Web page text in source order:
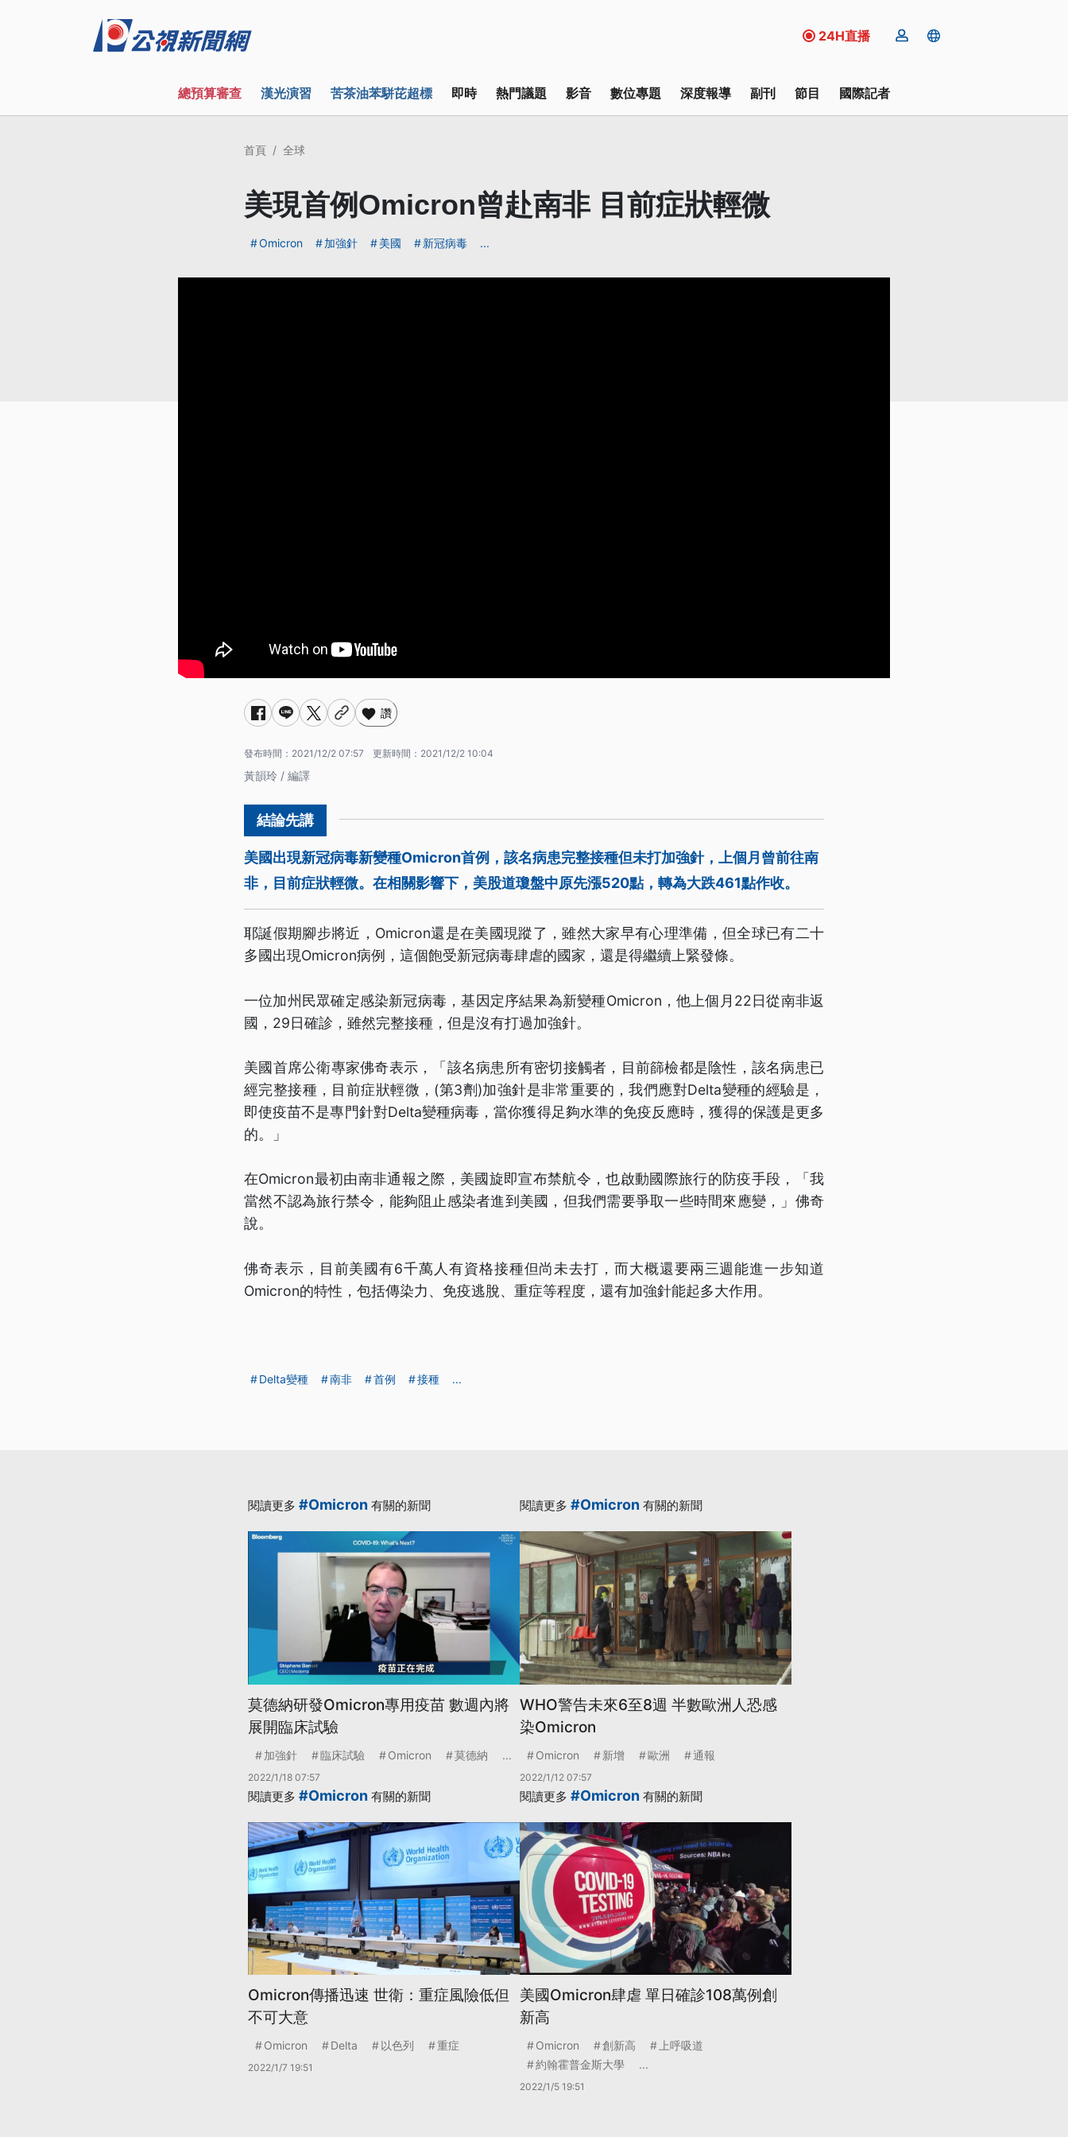
24H直播
總預算審查 漢光演習 苦茶油苯駢芘超標 即時 熱門議題 影音 數位專題 深度報導 副刊 節目 國際記者
首頁 全球
美現首例Omicron曾赴南非 目前症狀輕微
Omicron 加強針 美國 新冠病毒 ...
讚
發布時間： 2021/12/2 07:57 更新時間： 2021/12/2 10:04
黃韻玲 / 編譯
美國出現新冠病毒新變種Omicron首例，該名病患完整接種但未打加強針，上個月曾前往南
非，目前症狀輕微。在相關影響下，美股道瓊盤中原先漲520點，轉為大跌461點作收。
耶誕假期腳步將近，Omicron還是在美國現蹤了，雖然大家早有心理準備，但全球已有二十
多國出現Omicron病例，這個飽受新冠病毒肆虐的國家，還是得繼續上緊發條。
一位加州民眾確定感染新冠病毒，基因定序結果為新變種Omicron，他上個月22日從南非返
國，29日確診，雖然完整接種，但是沒有打過加強針。
美國首席公衛專家佛奇表示，「該名病患所有密切接觸者，目前篩檢都是陰性，該名病患已
經完整接種，目前症狀輕微，(第3劑)加強針是非常重要的，我們應對Delta變種的經驗是，
即使疫苗不是專門針對Delta變種病毒，當你獲得足夠水準的免疫反應時，獲得的保護是更多
的。」
在Omicron最初由南非通報之際，美國旋即宣布禁航令，也啟動國際旅行的防疫手段，「我
當然不認為旅行禁令，能夠阻止感染者進到美國，但我們需要爭取一些時間來應變，」佛奇
說。
佛奇表示，目前美國有6千萬人有資格接種但尚未去打，而大概還要兩三週能進一步知道
Omicron的特性，包括傳染力、免疫逃脫、重症等程度，還有加強針能起多大作用。
Delta變種 南非 首例 接種 ...
閱讀更多 #Omicron 有關的新聞
莫德納研發Omicron專用疫苗 數週內將
展開臨床試驗
加強針 臨床試驗 Omicron 莫德納 ...
2022/1/18 07:57
閱讀更多 #Omicron 有關的新聞
WHO警告未來6至8週 半數歐洲人恐感
染Omicron
Omicron 新增 歐洲 通報
2022/1/12 07:57
閱讀更多 #Omicron 有關的新聞
Omicron傳播迅速 世衛：重症風險低但
不可大意
Omicron Delta 以色列 重症
2022/1/7 19:51
閱讀更多 #Omicron 有關的新聞
美國Omicron肆虐 單日確診108萬例創
新高
Omicron 創新高
上呼吸道
約翰霍普金斯大學
...
2022/1/5 19:51